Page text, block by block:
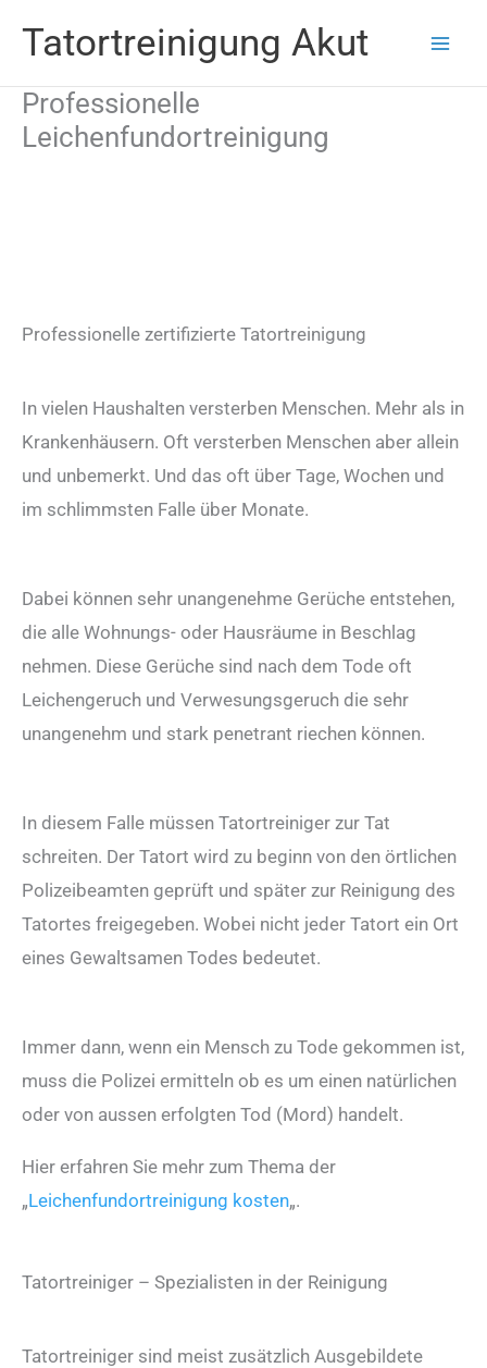
springen
Tatortreinigung Akut
Professionelle
Leichenfundortreinigung
Professionelle zertifizierte Tatortreinigung
In vielen Haushalten versterben Menschen. Mehr als in
Krankenhäusern. Oft versterben Menschen aber allein
und unbemerkt. Und das oft über Tage, Wochen und
im schlimmsten Falle über Monate.
Dabei können sehr unangenehme Gerüche entstehen,
die alle Wohnungs- oder Hausräume in Beschlag
nehmen. Diese Gerüche sind nach dem Tode oft
Leichengeruch und Verwesungsgeruch die sehr
unangenehm und stark penetrant riechen können.
In diesem Falle müssen Tatortreiniger zur Tat
schreiten. Der Tatort wird zu beginn von den örtlichen
Polizeibeamten geprüft und später zur Reinigung des
Tatortes freigegeben. Wobei nicht jeder Tatort ein Ort
eines Gewaltsamen Todes bedeutet.
Immer dann, wenn ein Mensch zu Tode gekommen ist,
muss die Polizei ermitteln ob es um einen natürlichen
oder von aussen erfolgten Tod (Mord) handelt.
Hier erfahren Sie mehr zum Thema der
„Leichenfundortreinigung kosten„.
Tatortreiniger – Spezialisten in der Reinigung
Tatortreiniger sind meist zusätzlich Ausgebildete